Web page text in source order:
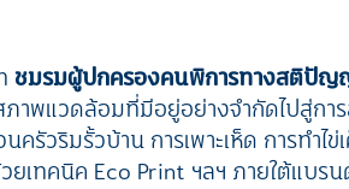
ชมรมผู้ปกครองคนพิการทางสติปัญ
าพแวดล้อมที่มีอยู่อย่างจำกัดไปสู่กา
วริมรั้วบ้าน การเพาะเห็ด การทำไข่เ
เทคนิค Eco Print ฯลฯ ภายใต้แบร